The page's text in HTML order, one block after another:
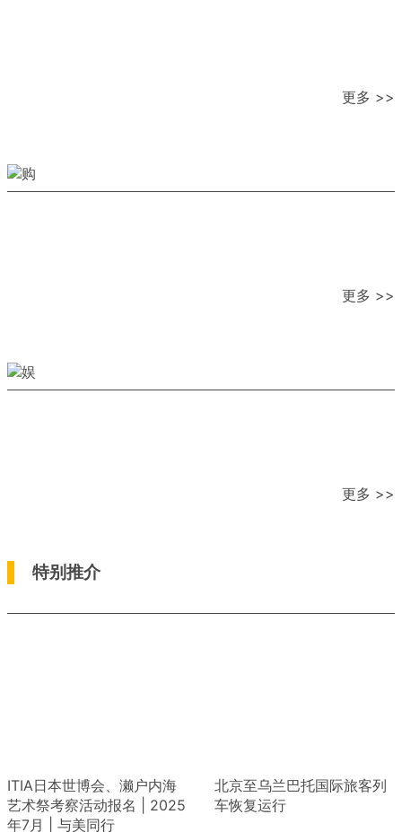
更多 >>
更多 >>
更多 >>
特别推介
ITIA日本世博会、濑户内海
艺术祭考察活动报名 | 2025
年7月 | 与美同行
北京至乌兰巴托国际旅客列
车恢复运行